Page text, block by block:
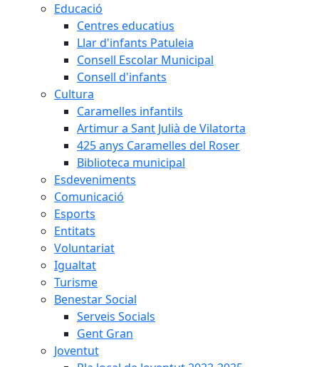
Educació
Centres educatius
Llar d'infants Patuleia
Consell Escolar Municipal
Consell d'infants
Cultura
Caramelles infantils
Artimur a Sant Julià de Vilatorta
425 anys Caramelles del Roser
Biblioteca municipal
Esdeveniments
Comunicació
Esports
Entitats
Voluntariat
Igualtat
Turisme
Benestar Social
Serveis Socials
Gent Gran
Joventut